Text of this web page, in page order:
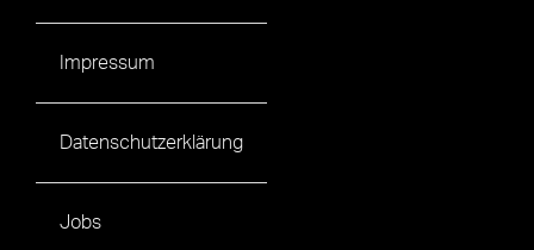
Impressum
Datenschutzerklärung
Jobs